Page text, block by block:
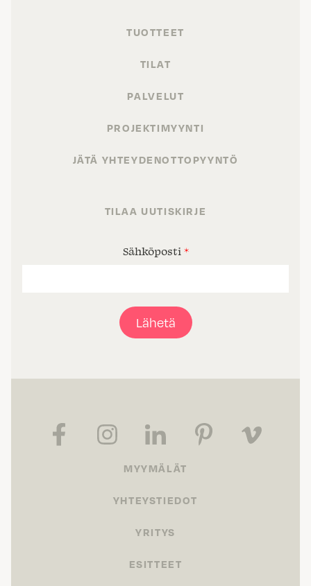
TUOTTEET
TILAT
PALVELUT
PROJEKTIMYYNTI
JÄTÄ YHTEYDENOTTOPYYNTÖ
TILAA UUTISKIRJE
Sähköposti *
Lähetä
MYYMÄLÄT
YHTEYSTIEDOT
YRITYS
ESITTEET